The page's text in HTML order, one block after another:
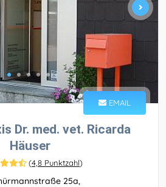
EMAIL
Dr. med. vet. Ricarda
Häuser
(4,8 Punktzahl)
25a,